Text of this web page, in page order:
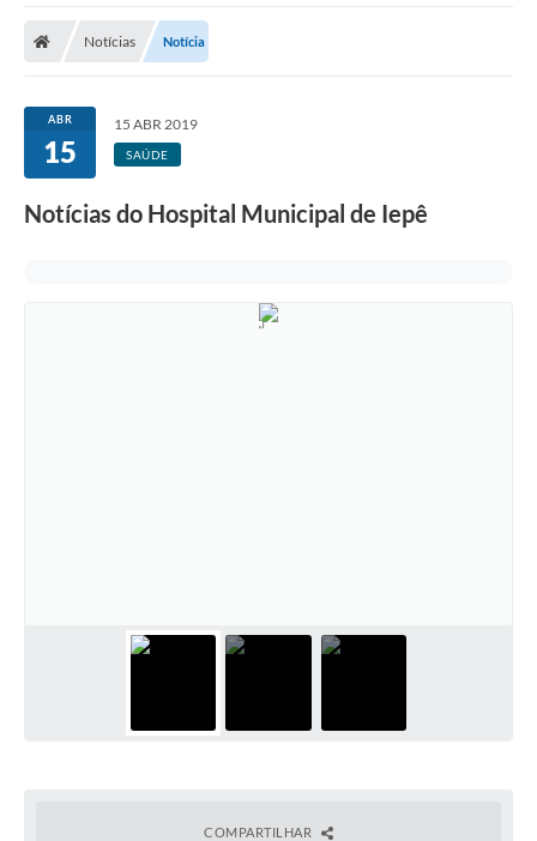
Serviços Públicos
Carta de Serviços
Notícias Notícia
ABR
15
15 ABR 2019
SAÚDE
Notícias do Hospital Municipal de Iepê
COMPARTILHAR